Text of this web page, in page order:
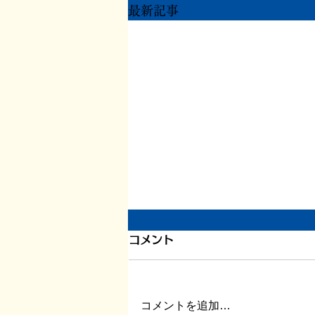
最新記事
もう一度ちからを
ん。 ただ自宅に戻り、療養して
コメント
コメントを追加…